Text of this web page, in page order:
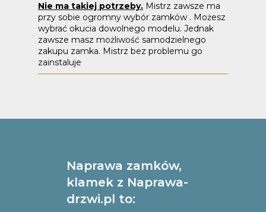
Nie ma takiej potrzeby.​ Mistrz zawsze ma
przy sobie ogromny wybór zamków . Możesz
wybrać okucia dowolnego modelu. Jednak
zawsze masz możliwość samodzielnego
zakupu zamka. Mistrz bez problemu go
zainstaluje
Naprawa zamków,
klamek z Naprawa-
drzwi.pl to: